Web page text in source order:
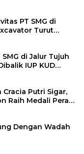
PT SMG di
Turut
di Jalur Tujuh
IUP KUD
Cracia Putri Sigar,
Raih Medali Perak
Dengan Wadah